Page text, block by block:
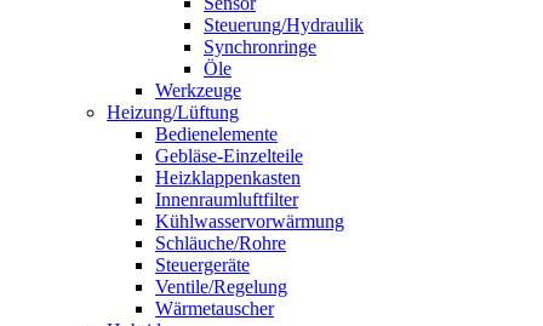
Steuerung/Hydraulik
Synchronringe
Öle
Werkzeuge
Heizung/Lüftung
Bedienelemente
Gebläse-Einzelteile
Heizklappenkasten
Innenraumluftfilter
Kühlwasservorwärmung
Schläuche/Rohre
Steuergeräte
Ventile/Regelung
Wärmetauscher